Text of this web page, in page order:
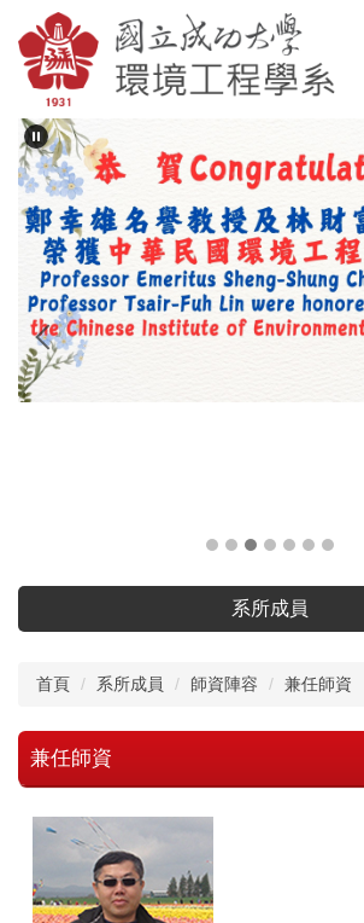
到
主
內
容
區
系所成員
系所成員
師資陣容
學生編制
首頁 系所成員 師資陣容 兼任師資
兼任師資